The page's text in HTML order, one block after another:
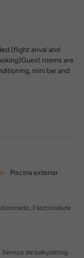
(flight arival and
rooms are
mini bar and
Piscina exterior
Electricidade
Serviço de babysitting